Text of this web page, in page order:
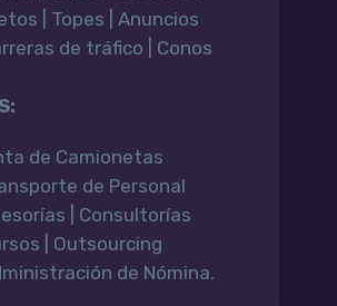
| Topes | Anuncios
de tráfico | Conos
de Camionetas
de Personal
| Consultorías
| Outsourcing
de Nómina.